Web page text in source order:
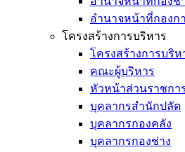
อำนาจหน้าที่กองก
โครงสร้างการบริหาร
โครงสร้างการบริห
คณะผู้บริหาร
หัวหน้าส่วนราชกา
บุคลากรสำนักปลัด
บุคลากรกองคลัง
บุคลากรกองช่าง